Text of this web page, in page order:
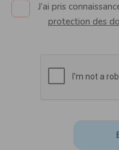
J’ai pris
protection des